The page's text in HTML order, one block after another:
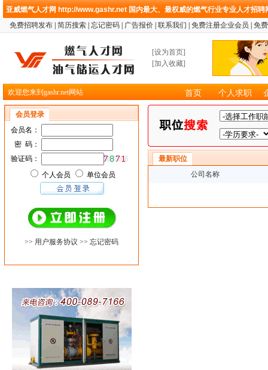
亚威燃气人才网 http://www.gashr.net 国内最大、最权威的燃气行业专业人才招
免费招聘发布 简历搜索 忘记密码 广告报价 联系我们 免费注册企业会员 免
[设为首页]
[加入收藏]
欢迎您来到gashr.net网站 首页 个人求职
会员登录
会员名：
密 码：
验证码：
个人会员
单位会员
>> 用户服务协议 >> 忘记密码
最新职位
公司名称